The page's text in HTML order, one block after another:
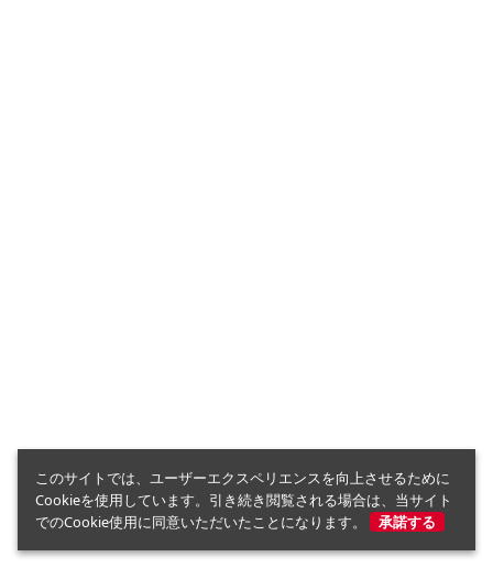
このサイトでは、ユーザーエクスペリエンスを向上させるために
Cookieを使用しています。引き続き閲覧される場合は、当サイト
でのCookie使用に同意いただいたことになります。
承諾する